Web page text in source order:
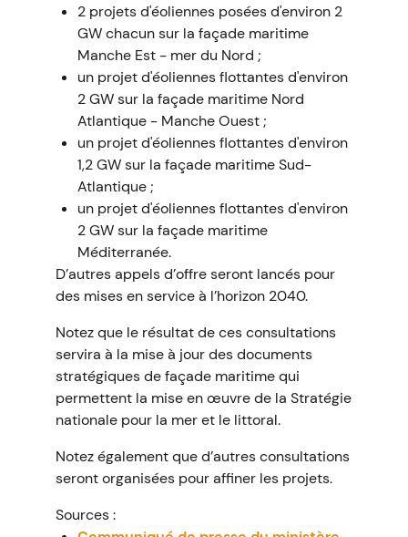
2 projets d'éoliennes posées d'environ 2
GW chacun sur la façade maritime
Manche Est - mer du Nord ;
un projet d'éoliennes flottantes d'environ
2 GW sur la façade maritime Nord
Atlantique - Manche Ouest ;
un projet d'éoliennes flottantes d'environ
1,2 GW sur la façade maritime Sud-
Atlantique ;
un projet d'éoliennes flottantes d'environ
2 GW sur la façade maritime
Méditerranée.
D’autres appels d’offre seront lancés pour
des mises en service à l’horizon 2040.
Notez que le résultat de ces consultations
servira à la mise à jour des documents
stratégiques de façade maritime qui
permettent la mise en œuvre de la Stratégie
nationale pour la mer et le littoral.
Notez également que d’autres consultations
seront organisées pour affiner les projets.
Sources :